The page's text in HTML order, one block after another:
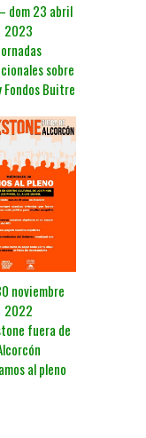
dom 23 abril
2023
sobre
Fondos Buitre
noviembre
2022
fuera de
al pleno